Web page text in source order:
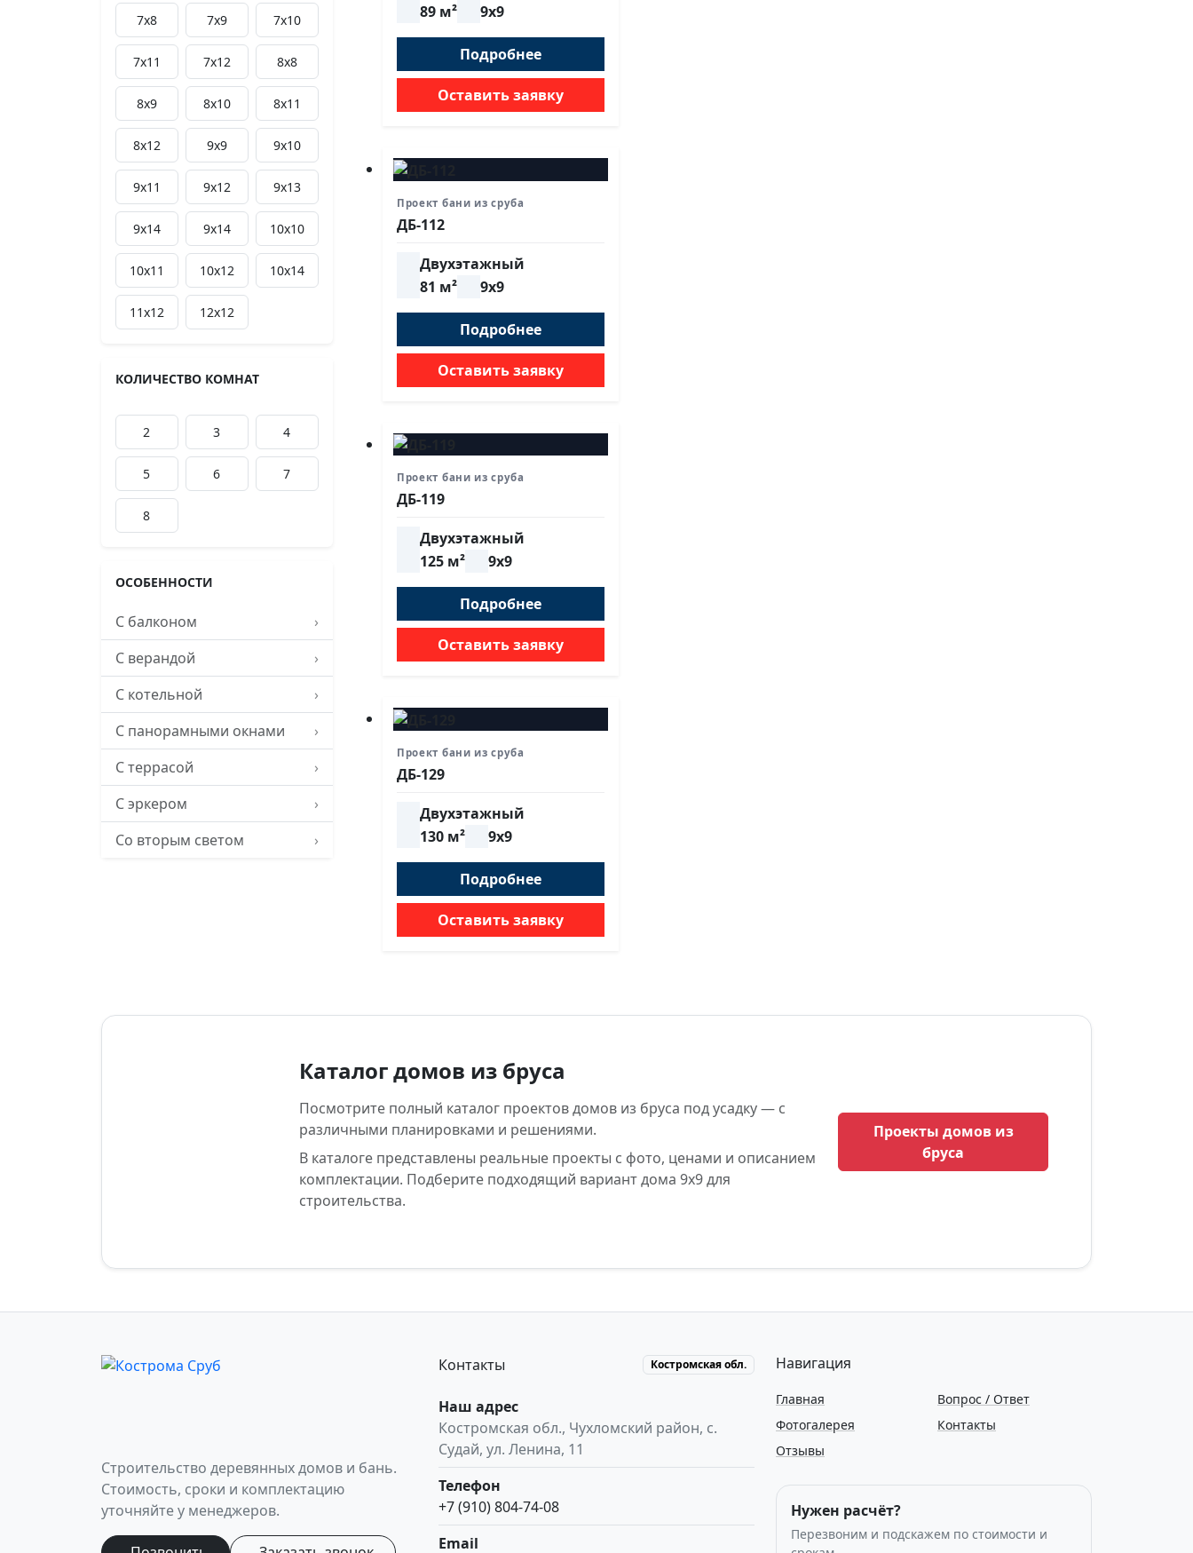
7х8 7х9 7х10
7х11 7х12 8х8
8х9 8х10 8х11
8х12 9х9 9х10
9х11 9х12 9x13
9x14 9х14 10х10
10х11 10х12 10x14
11х12 12х12
КОЛИЧЕСТВО КОМНАТ
2 3 4
5 6 7
8
ОСОБЕННОСТИ
С балконом
›
С верандой
›
С котельной
›
С панорамными окнами
›
С террасой
›
С эркером
›
Со вторым светом
›
89 м²
9х9
Подробнее
Оставить заявку
Проект бани из сруба
ДБ-112
Двухэтажный
81 м²
9х9
Подробнее
Оставить заявку
Проект бани из сруба
ДБ-119
Двухэтажный
125 м²
9х9
Подробнее
Оставить заявку
Проект бани из сруба
ДБ-129
Двухэтажный
130 м²
9х9
Подробнее
Оставить заявку
Каталог домов из бруса
Посмотрите полный каталог проектов домов из бруса под усадку — с
различными планировками и решениями.
В каталоге представлены реальные проекты с фото, ценами и описанием
комплектации. Подберите подходящий вариант дома 9х9 для
строительства.
Проекты домов из
бруса
Строительство деревянных домов и бань.
Стоимость, сроки и комплектацию
уточняйте у менеджеров.
Контакты Костромская обл.
Наш адрес
Костромская обл., Чухломский район, с.
Судай, ул. Ленина, 11
Телефон
+7 (910) 804-74-08
Email
Навигация
Главная
Фотогалерея
Отзывы
Вопрос / Ответ
Контакты
Нужен расчёт?
Перезвоним и подскажем по стоимости и